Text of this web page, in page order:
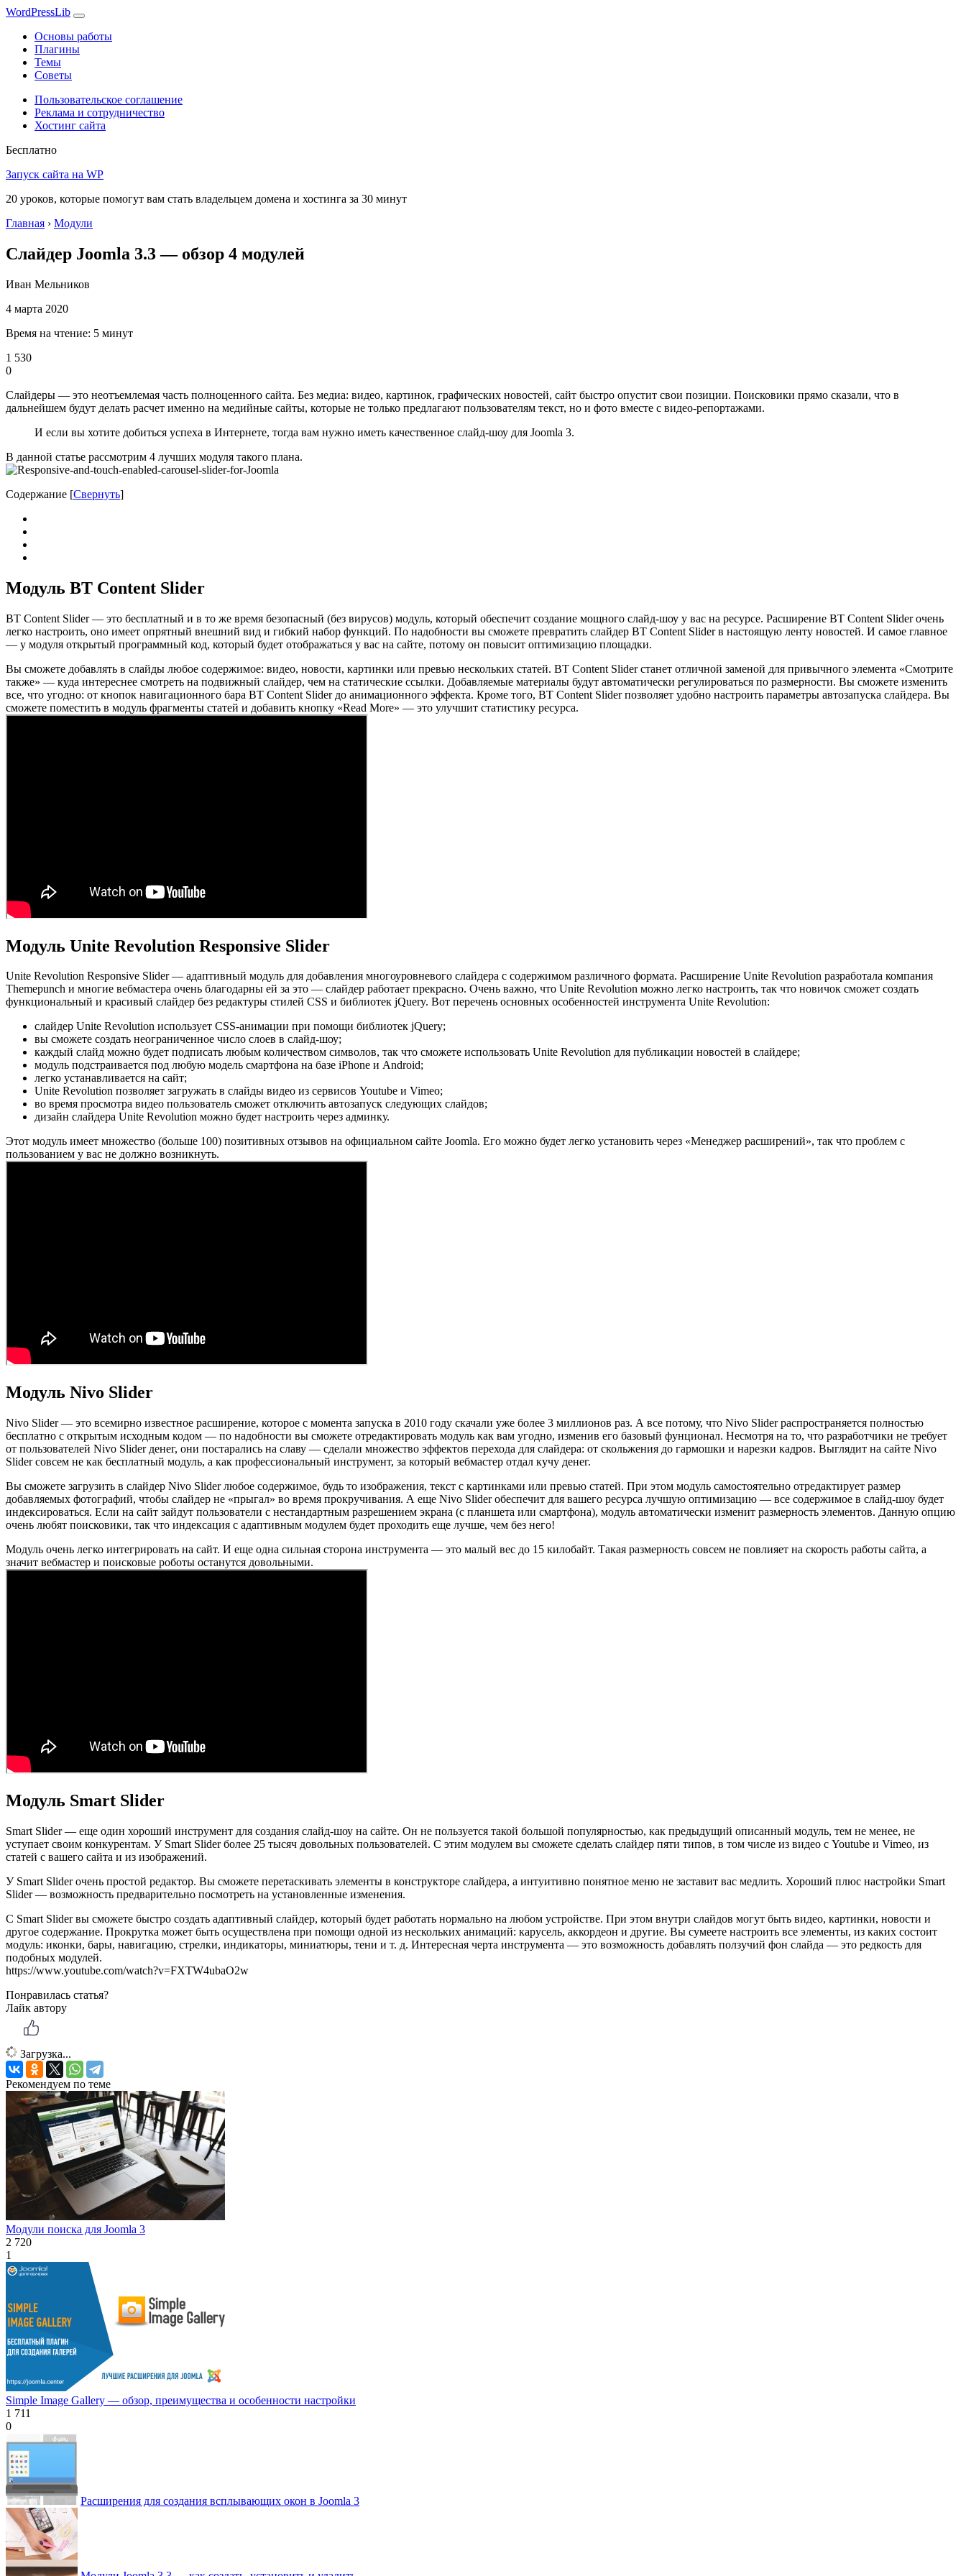
WordPressLib
Основы работы
Плагины
Темы
Советы
Пользовательское соглашение
Реклама и сотрудничество
Хостинг сайта
Бесплатно
Запуск сайта на WP
20 уроков, которые помогут вам стать владельцем домена и хостинга за 30 минут
Главная › Модули
Слайдер Joomla 3.3 — обзор 4 модулей
Иван Мельников
4 марта 2020
Время на чтение: 5 минут
1 530
0
Слайдеры — это неотъемлемая часть полноценного сайта. Без медиа: видео, картинок, графических новостей, сайт быстро опустит свои позиции. Поисковики прямо сказали, что в
дальнейшем будут делать расчет именно на медийные сайты, которые не только предлагают пользователям текст, но и фото вместе с видео-репортажами.
И если вы хотите добиться успеха в Интернете, тогда вам нужно иметь качественное слайд-шоу для Joomla 3.
В данной статье рассмотрим 4 лучших модуля такого плана.
Содержание [Свернуть]
Модуль BT Content Slider
BT Content Slider — это бесплатный и в то же время безопасный (без вирусов) модуль, который обеспечит создание мощного слайд-шоу у вас на ресурсе. Расширение BT Content Slider очень
легко настроить, оно имеет опрятный внешний вид и гибкий набор функций. По надобности вы сможете превратить слайдер BT Content Slider в настоящую ленту новостей. И самое главное
— у модуля открытый программный код, который будет отображаться у вас на сайте, потому он повысит оптимизацию площадки.
Вы сможете добавлять в слайды любое содержимое: видео, новости, картинки или превью нескольких статей. BT Content Slider станет отличной заменой для привычного элемента «Смотрите
также» — куда интереснее смотреть на подвижный слайдер, чем на статические ссылки. Добавляемые материалы будут автоматически регулироваться по размерности. Вы сможете изменить
все, что угодно: от кнопок навигационного бара BT Content Slider до анимационного эффекта. Кроме того, BT Content Slider позволяет удобно настроить параметры автозапуска слайдера. Вы
сможете поместить в модуль фрагменты статей и добавить кнопку «Read More» — это улучшит статистику ресурса.
Модуль Unite Revolution Responsive Slider
Unite Revolution Responsive Slider — адаптивный модуль для добавления многоуровневого слайдера с содержимом различного формата. Расширение Unite Revolution разработала компания
Themepunch и многие вебмастера очень благодарны ей за это — слайдер работает прекрасно. Очень важно, что Unite Revolution можно легко настроить, так что новичок сможет создать
функциональный и красивый слайдер без редактуры стилей CSS и библиотек jQuery. Вот перечень основных особенностей инструмента Unite Revolution:
слайдер Unite Revolution использует CSS-анимации при помощи библиотек jQuery;
вы сможете создать неограниченное число слоев в слайд-шоу;
каждый слайд можно будет подписать любым количеством символов, так что сможете использовать Unite Revolution для публикации новостей в слайдере;
модуль подстраивается под любую модель смартфона на базе iPhone и Android;
легко устанавливается на сайт;
Unite Revolution позволяет загружать в слайды видео из сервисов Youtube и Vimeo;
во время просмотра видео пользователь сможет отключить автозапуск следующих слайдов;
дизайн слайдера Unite Revolution можно будет настроить через админку.
Этот модуль имеет множество (больше 100) позитивных отзывов на официальном сайте Joomla. Его можно будет легко установить через «Менеджер расширений», так что проблем с
пользованием у вас не должно возникнуть.
Модуль Nivo Slider
Nivo Slider — это всемирно известное расширение, которое с момента запуска в 2010 году скачали уже более 3 миллионов раз. А все потому, что Nivo Slider распространяется полностью
бесплатно с открытым исходным кодом — по надобности вы сможете отредактировать модуль как вам угодно, изменив его базовый фунционал. Несмотря на то, что разработчики не требует
от пользователей Nivo Slider денег, они постарались на славу — сделали множество эффектов перехода для слайдера: от скольжения до гармошки и нарезки кадров. Выглядит на сайте Nivo
Slider совсем не как бесплатный модуль, а как профессиональный инструмент, за который вебмастер отдал кучу денег.
Вы сможете загрузить в слайдер Nivo Slider любое содержимое, будь то изображения, текст с картинками или превью статей. При этом модуль самостоятельно отредактирует размер
добавляемых фотографий, чтобы слайдер не «прыгал» во время прокручивания. А еще Nivo Slider обеспечит для вашего ресурса лучшую оптимизацию — все содержимое в слайд-шоу будет
индексироваться. Если на сайт зайдут пользователи с нестандартным разрешением экрана (с планшета или смартфона), модуль автоматически изменит размерность элементов. Данную опцию
очень любят поисковики, так что индексация с адаптивным модулем будет проходить еще лучше, чем без него!
Модуль очень легко интегрировать на сайт. И еще одна сильная сторона инструмента — это малый вес до 15 килобайт. Такая размерность совсем не повлияет на скорость работы сайта, а
значит вебмастер и поисковые роботы останутся довольными.
Модуль Smart Slider
Smart Slider — еще один хороший инструмент для создания слайд-шоу на сайте. Он не пользуется такой большой популярностью, как предыдущий описанный модуль, тем не менее, не
уступает своим конкурентам. У Smart Slider более 25 тысяч довольных пользователей. С этим модулем вы сможете сделать слайдер пяти типов, в том числе из видео с Youtube и Vimeo, из
статей с вашего сайта и из изображений.
У Smart Slider очень простой редактор. Вы сможете перетаскивать элементы в конструкторе слайдера, а интуитивно понятное меню не заставит вас медлить. Хороший плюс настройки Smart
Slider — возможность предварительно посмотреть на установленные изменения.
С Smart Slider вы сможете быстро создать адаптивный слайдер, который будет работать нормально на любом устройстве. При этом внутри слайдов могут быть видео, картинки, новости и
другое содержание. Прокрутка может быть осуществлена при помощи одной из нескольких анимаций: карусель, аккордеон и другие. Вы сумеете настроить все элементы, из каких состоит
модуль: иконки, бары, навигацию, стрелки, индикаторы, миниатюры, тени и т. д. Интересная черта инструмента — это возможность добавлять ползучий фон слайда — это редкость для
подобных модулей.
https://www.youtube.com/watch?v=FXTW4ubaO2w
Понравилась статья?
Лайк автору
Загрузка...
Рекомендуем по теме
Модули поиска для Joomla 3
2 720
1
Simple Image Gallery — обзор, преимущества и особенности настройки
1 711
0
Расширения для создания всплывающих окон в Joomla 3